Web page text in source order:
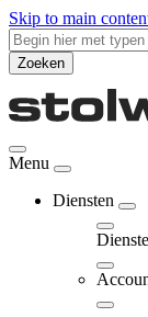
Skip to main
Zoeken
Menu
Diensten